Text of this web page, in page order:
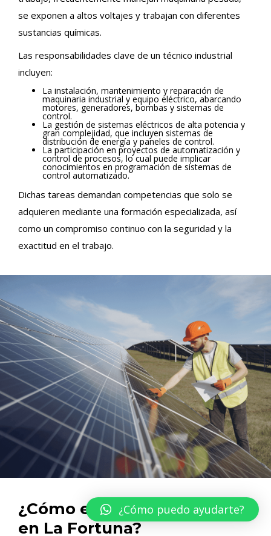
se exponen a altos voltajes y trabajan con diferentes
sustancias químicas.
Las responsabilidades clave de un técnico industrial
incluyen:
La instalación, mantenimiento y reparación de
maquinaria industrial y equipo eléctrico, abarcando
motores, generadores, bombas y sistemas de
control.
La gestión de sistemas eléctricos de alta potencia y
gran complejidad, que incluyen sistemas de
distribución de energía y paneles de control.
La participación en proyectos de automatización y
control de procesos, lo cual puede implicar
conocimientos en programación de sistemas de
control automatizado.
Dichas tareas demandan competencias que solo se
adquieren mediante una formación especializada, así
como un compromiso continuo con la seguridad y la
exactitud en el trabajo.
¿Cómo elijo a un electricista
en La Fortuna?
¿Cómo puedo ayudarte?